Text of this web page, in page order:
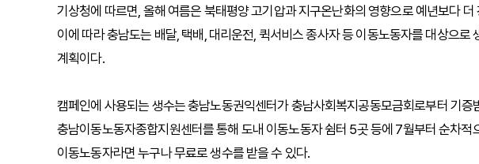
기상청에 따르면, 올해 여름은 북태평양 고기압과 지구온난화의 영향으로 예년보다
이에 따라 충남도는 배달, 택배, 대리운전, 퀵서비스 종사자 등 이동노동자를 대상으로
계획이다.
캠페인에 사용되는 생수는 충남노동권익센터가 충남사회복지공동모금회로부터 기증
충남이동노동자종합지원센터를 통해 도내 이동노동자 쉼터 5곳 등에 7월부터 순차적
이동노동자라면 누구나 무료로 생수를 받을 수 있다.